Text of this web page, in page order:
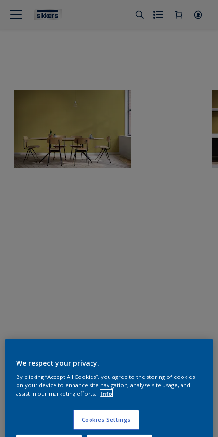
We respect your privacy.
By clicking “Accept All Cookies”, you agree to the storing of cookies
on your device to enhance site navigation, analyze site usage, and
assist in our marketing efforts.
Info
Cookies Settings